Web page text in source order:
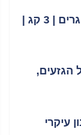
Araton ארטון - מזון יבש לכלבים בוגרים | 3 קג |
הגזעים,